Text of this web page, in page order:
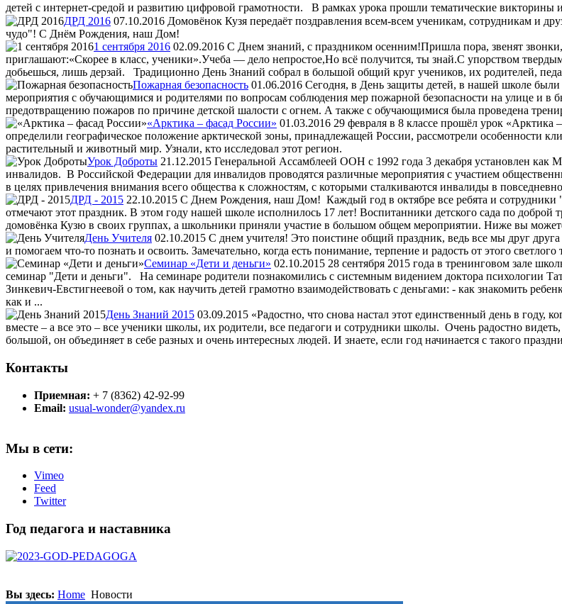
детей с интернет-средой и развитию цифровой грамотности. В рамках урока прошли тематические викторины
ДРД 2016 07.10.2016 Домовёнок Кузя передаёт поздравления всем-всем ученикам, сотрудникам и
чудо"! С Днём Рождения, наш Дом!
1 сентября 2016 02.09.2016 С Днем знаний, с праздником осенним!Пришла пора, звенят
приглашают:«Скорее в класс, ученики».Учеба — дело непростое,Но всё получится, ты знай.С упорством
добьешься, лишь дерзай. Традиционно День Знаний собрал в большой общий круг учеников, их родителей,
Пожарная безопасность 01.06.2016 Сегодня, в День защиты детей, в нашей школе
мероприятия с обучающимися и родителями по вопросам соблюдения мер пожарной безопасности на улице и в
предотвращению пожаров по причине детской шалости с огнем. А также с обучающимися была проведена
«Арктика – фасад России» 01.03.2016 29 февраля в 8 классе прошёл урок «Арктика
определили географическое положение арктической зоны, принадлежащей России, рассмотрели особенности
растительный и животный мир. Узнали, кто исследовал этот регион.
Урок Доброты 21.12.2015 Генеральной Ассамблеей ООН с 1992 года 3 декабря установлен как
инвалидов. В Российской Федерации для инвалидов проводятся различные мероприятия с участием
в целях привлечения внимания всего общества к сложностям, с которыми сталкиваются инвалиды в
ДРД - 2015 22.10.2015 С Днем Рождения, наш Дом! Каждый год в октябре все ребята и сотрудники
отмечают этот праздник. В этом году нашей школе исполнилось 17 лет! Воспитанники детского сада по доброй
домовёнка Кузю в своих группах, а школьники приняли участие в большом общем мероприятии. Ниже вы
День Учителя 02.10.2015 С днем учителя! Это поистине общий праздник, ведь все мы друг
и помогаем что-то познать и освоить. Замечательно, когда есть понимание, терпение и радость от этого светлого
Семинар «Дети и деньги» 02.10.2015 28 сентября 2015 года в тренинговом зале
семинар "Дети и деньги". На семинаре родители познакомились с системным видением доктора психологии
Зинкевич-Евстигнеевой о том, как научить детей грамотно взаимодействовать с деньгами: - как знакомить
как и ...
День Знаний 2015 03.09.2015 «Радостно, что снова настал этот единственный день в году,
вместе – а все это – все ученики школы, их родители, все педагоги и сотрудники школы. Очень радостно
большой, он объединяет в себе разных и очень интересных людей. И знаете, если год начинается с такого
Контакты
Приемная: + 7 (8362) 42-92-99
Email: usual-wonder@yandex.ru
Мы в сети:
Vimeo
Feed
Twitter
Год педагога и наставника
Вы здесь: Home Новости